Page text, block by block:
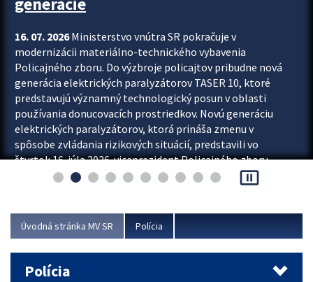
16. 07. 2026Ministerstvo vnútra SR pokračuje v
modernizácii materiálno-technického vybavenia
Policajného zboru. Do výzbroje policajtov pribudne nová
generácia elektrických paralyzátorov TASER 10, ktoré
predstavujú významný technologický posun v oblasti
používania donucovacích prostriedkov. Novú generáciu
elektrických paralyzátorov, ktorá prináša zmenu v
spôsobe zvládania rizikových situácií, predstavili vo
štvrtok 16. júla 2026 viceprezident Policajného zboru
Rastislav Polakovič a riaditeľ odboru výcviku...
pause_presentation
Úvodná stránka MV SR Polícia
Polícia